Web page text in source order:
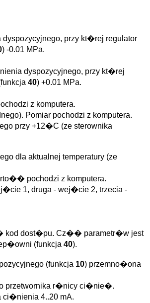
przy kt�rej regulator
) -0.01 MPa.
dyspozycyjnego, przy kt�rej
40) +0.01 MPa.
z komputera.
Pomiar pochodzi z komputera.
przy +12�C (ze sterownika
dla aktualnej temperatury (ze
pochodzi z komputera.
1, druga - wej�cie 2, trzecia -
kod dost�pu. Cz�� parametr�w jest
(funkcja 40).
(funkcja 10) przemno�ona
przetwornika r�nicy ci�nie�.
ci�nienia 4..20 mA.